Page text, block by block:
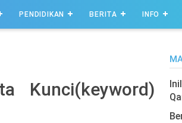
PENDIDIKAN BERITA INFO
Kunci(keyword)